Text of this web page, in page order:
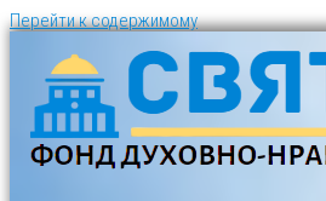
Перейти к содержимому